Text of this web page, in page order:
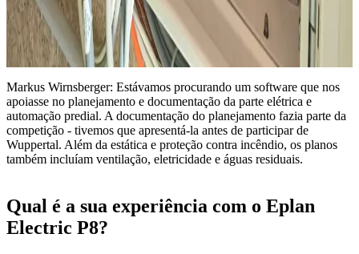
Markus Wirnsberger: Estávamos procurando um software que nos
apoiasse no planejamento e documentação da parte elétrica e
automação predial. A documentação do planejamento fazia parte da
competição - tivemos que apresentá-la antes de participar de
Wuppertal. Além da estática e proteção contra incêndio, os planos
também incluíam ventilação, eletricidade e águas residuais.
Qual é a sua experiência com o Eplan
Electric P8?